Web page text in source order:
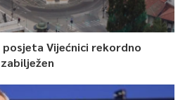
Vijećnici rekordno
zabilježen